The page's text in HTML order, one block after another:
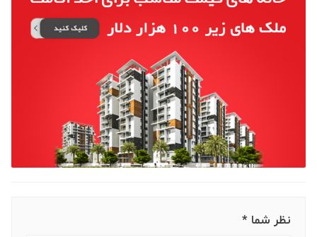
نظر شما *